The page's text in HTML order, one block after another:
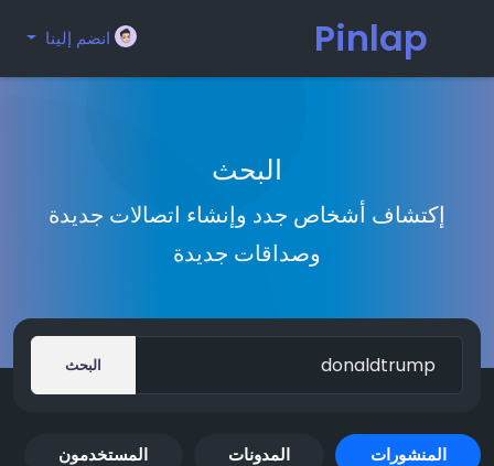
Pinlap انضم إلينا
البحث
إكتشاف أشخاص جدد وإنشاء اتصالات جديدة
وصداقات جديدة
البحث
المنشورات المدونات المستخدمون